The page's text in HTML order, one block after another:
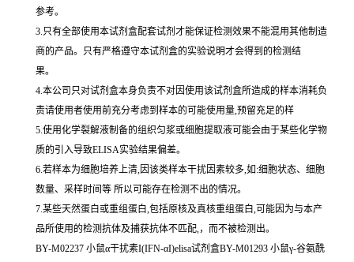
参考。
3.只有全部使用本试剂盒配套试剂才能保证检测效果不能混用其他制造
商的产品。只有严格遵守本试剂盒的实验说明才会得到的检测结
果。
4.本公司只对试剂盒本身负责不对因使用该试剂盒所造成的样本消耗负
责请使用者使用前充分考虑到样本的可能使用量,预留充足的样
5.使用化学裂解液制备的组织匀浆或细胞提取液可能会由于某些化学物
质的引入导致ELISA实验结果偏差。
6.若样本为细胞培养上清,因该类样本干扰因素较多,如:细胞状态、细胞
数量、采样时间等 所以可能存在检测不出的情况。
7.某些天然蛋白或重组蛋白,包括原核及真核重组蛋白,可能因为与本产
品所使用的检测抗体及捕获抗体不匹配,，而不被检测出。
BY-M02237 小鼠α干扰素I(IFN-αI)elisa试剂盒BY-M01293 小鼠γ-谷氨酰